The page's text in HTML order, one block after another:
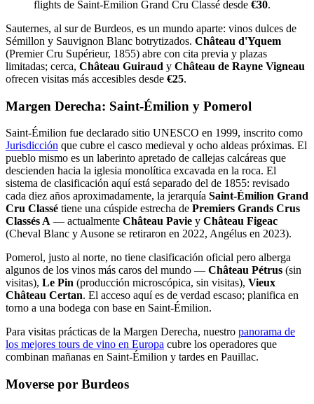
flights de Saint-Émilion Grand Cru Classé desde €30.
Sauternes, al sur de Burdeos, es un mundo aparte: vinos dulces de
Sémillon y Sauvignon Blanc botrytizados. Château d'Yquem
(Premier Cru Supérieur, 1855) abre con cita previa y plazas
limitadas; cerca, Château Guiraud y Château de Rayne Vigneau
ofrecen visitas más accesibles desde €25.
Margen Derecha: Saint-Émilion y Pomerol
Saint-Émilion fue declarado sitio UNESCO en 1999, inscrito como
Jurisdicción que cubre el casco medieval y ocho aldeas próximas. El
pueblo mismo es un laberinto apretado de callejas calcáreas que
descienden hacia la iglesia monolítica excavada en la roca. El
sistema de clasificación aquí está separado del de 1855: revisado
cada diez años aproximadamente, la jerarquía Saint-Émilion Grand
Cru Classé tiene una cúspide estrecha de Premiers Grands Crus
Classés A — actualmente Château Pavie y Château Figeac
(Cheval Blanc y Ausone se retiraron en 2022, Angélus en 2023).
Pomerol, justo al norte, no tiene clasificación oficial pero alberga
algunos de los vinos más caros del mundo — Château Pétrus (sin
visitas), Le Pin (producción microscópica, sin visitas), Vieux
Château Certan. El acceso aquí es de verdad escaso; planifica en
torno a una bodega con base en Saint-Émilion.
Para visitas prácticas de la Margen Derecha, nuestro panorama de
los mejores tours de vino en Europa cubre los operadores que
combinan mañanas en Saint-Émilion y tardes en Pauillac.
Moverse por Burdeos